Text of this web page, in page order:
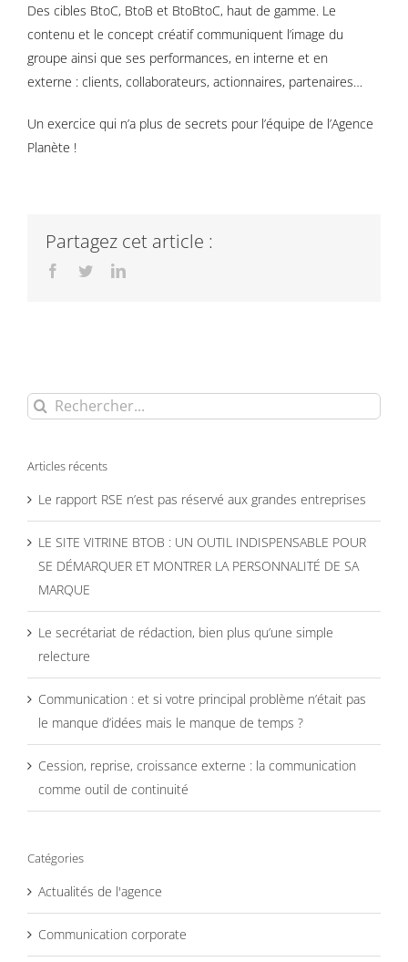
Des cibles BtoC, BtoB et BtoBtoC, haut de gamme. Le
contenu et le concept créatif communiquent l’image du
groupe ainsi que ses performances, en interne et en
externe : clients, collaborateurs, actionnaires, partenaires…
Un exercice qui n’a plus de secrets pour l’équipe de l’Agence
Planète !
Partagez cet article :
Facebook
TwitterLinkedIn
Rechercher:
Articles récents
Le rapport RSE n’est pas réservé aux grandes entreprises
LE SITE VITRINE BTOB : UN OUTIL INDISPENSABLE POUR
SE DÉMARQUER ET MONTRER LA PERSONNALITÉ DE SA
MARQUE
Le secrétariat de rédaction, bien plus qu’une simple
relecture
Communication : et si votre principal problème n’était pas
le manque d’idées mais le manque de temps ?
Cession, reprise, croissance externe : la communication
comme outil de continuité
Catégories
Actualités de l'agence
Communication corporate